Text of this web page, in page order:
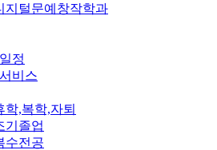
지털문예창작학과
정
비스
학,복학,자퇴
기졸업
수전공